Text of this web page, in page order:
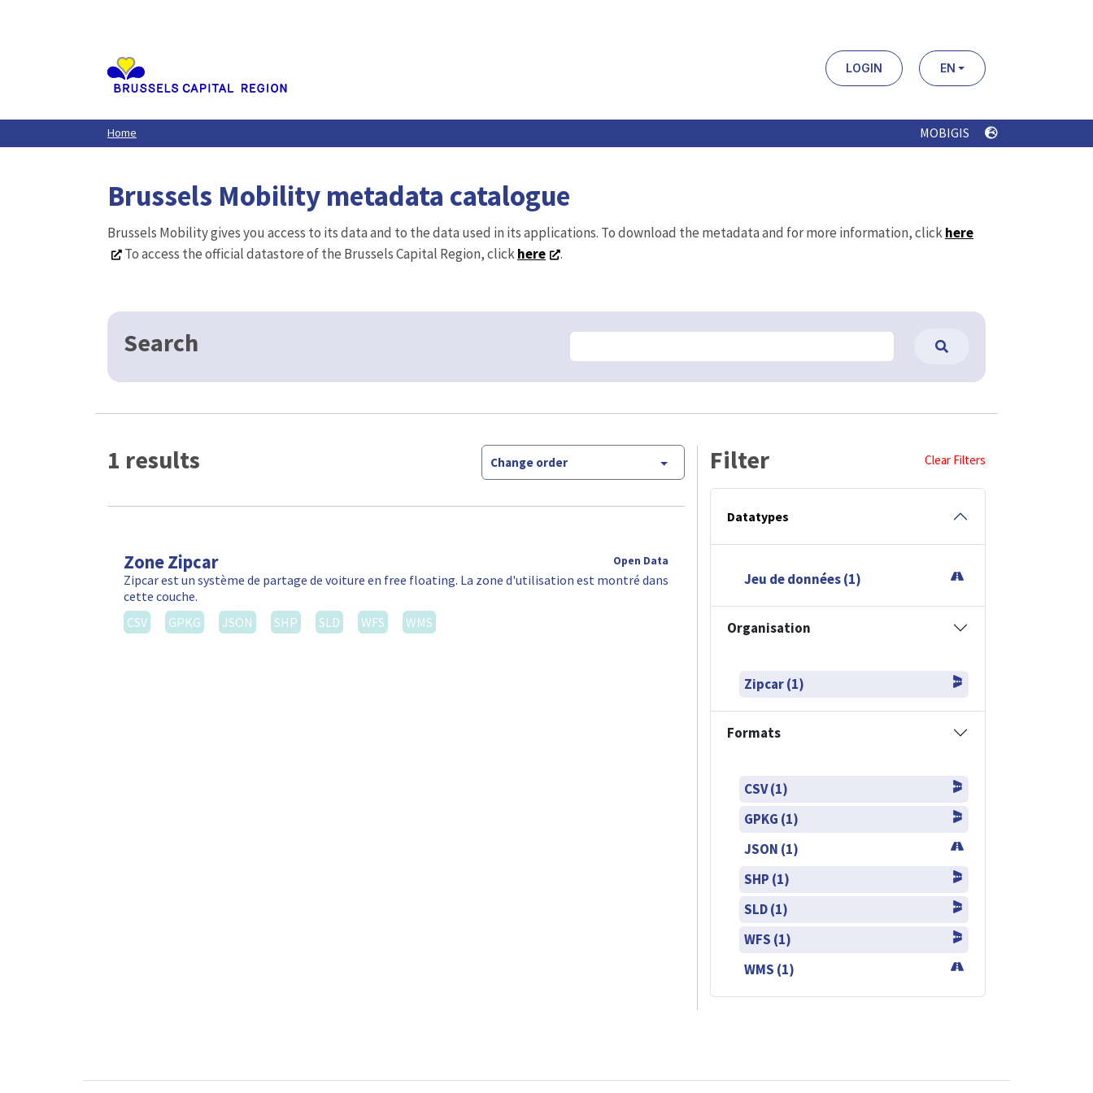
LOGIN EN
Home MOBIGIS
Brussels Mobility metadata catalogue
Brussels Mobility gives you access to its data and to the data used in its applications. To download the metadata and for more information, clickhere
To access the official datastore of the Brussels Capital Region, clickhere .
Search
1 results Change order
Zone Zipcar Open Data
Zipcar est un système de partage de voiture en free floating. La zone d'utilisation est montré dans
cette couche.
CSV
GPKG JSON SHP SLD WFS WMS
Filter Clear Filters
Datatypes
Jeu de données (1)
Organisation
Zipcar (1)
Formats
CSV (1)
GPKG (1)
JSON (1)
SHP (1)
SLD (1)
WFS (1)
WMS (1)